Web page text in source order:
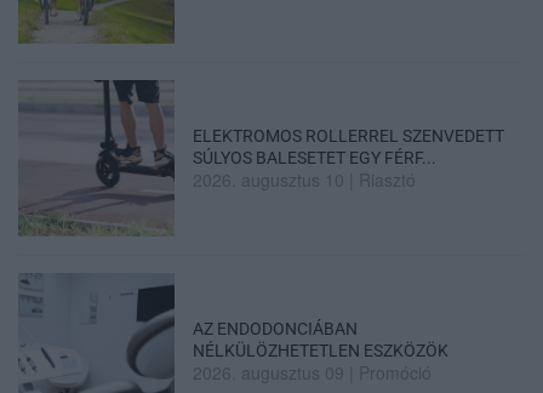
ELEKTROMOS ROLLERREL SZENVEDETT
SÚLYOS BALESETET EGY FÉRF...
2026. augusztus 10 Riasztó
AZ ENDODONCIÁBAN
NÉLKÜLÖZHETETLEN ESZKÖZÖK
2026. augusztus 09 Promóció